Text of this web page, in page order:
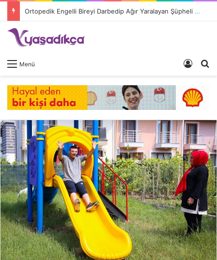
Ortopedik Engelli Bireyi Darbedip Ağır Yaralayan Şüpheli Tutuklandı
Menü Giriş